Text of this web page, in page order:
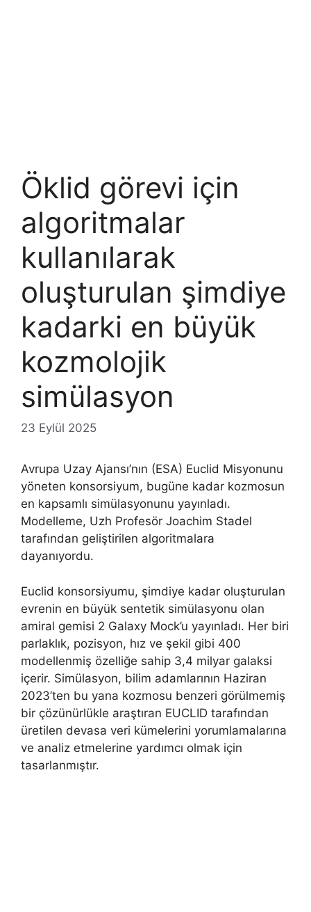
Öklid görevi için
algoritmalar
kullanılarak
oluşturulan şimdiye
kadarki en büyük
kozmolojik
simülasyon
23 Eylül 2025
Avrupa Uzay Ajansı’nın (ESA) Euclid Misyonunu
yöneten konsorsiyum, bugüne kadar kozmosun
en kapsamlı simülasyonunu yayınladı.
Modelleme, Uzh Profesör Joachim Stadel
tarafından geliştirilen algoritmalara
dayanıyordu.
Euclid konsorsiyumu, şimdiye kadar oluşturulan
evrenin en büyük sentetik simülasyonu olan
amiral gemisi 2 Galaxy Mock’u yayınladı. Her biri
parlaklık, pozisyon, hız ve şekil gibi 400
modellenmiş özelliğe sahip 3,4 milyar galaksi
içerir. Simülasyon, bilim adamlarının Haziran
2023’ten bu yana kozmosu benzeri görülmemiş
bir çözünürlükle araştıran EUCLID tarafından
üretilen devasa veri kümelerini yorumlamalarına
ve analiz etmelerine yardımcı olmak için
tasarlanmıştır.